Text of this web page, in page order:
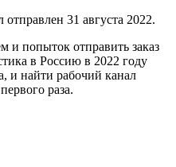
31 августа 2022.
и попыток отправить заказ
в Россию в 2022 году
и найти рабочий канал
раза.